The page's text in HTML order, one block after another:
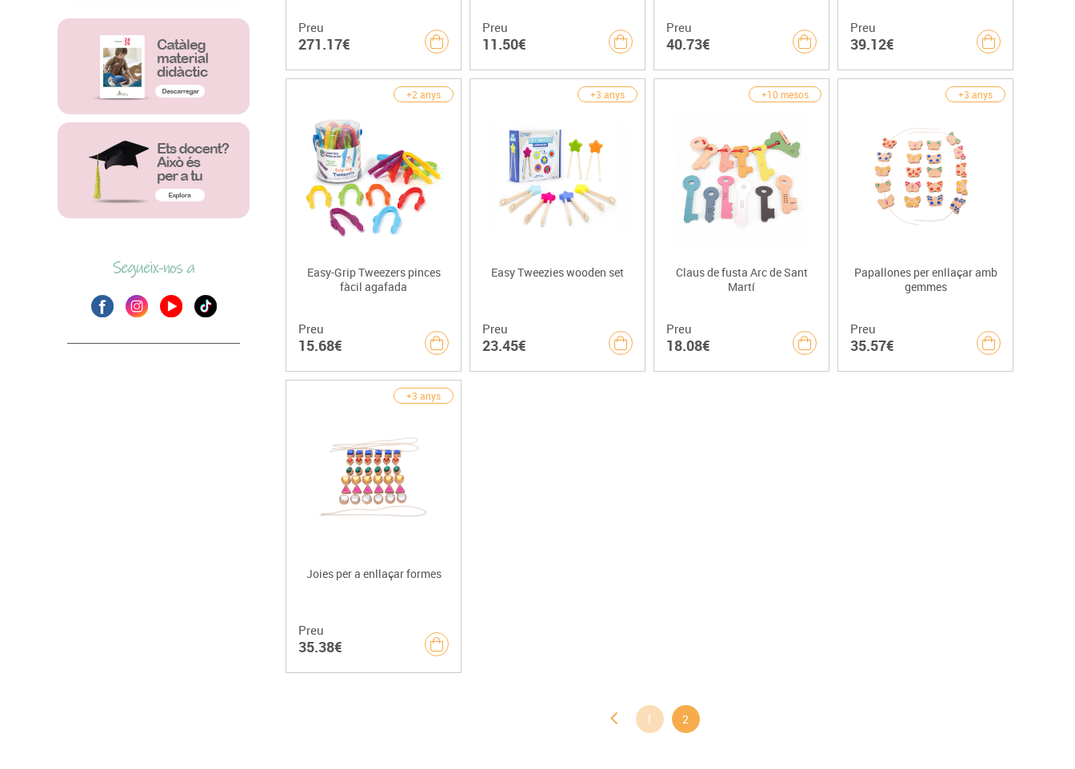
Preu
271.17€
Preu
11.50€
Preu
40.73€
Preu
39.12€
+2 anys
Easy-Grip Tweezers pinces
fàcil agafada
Preu
15.68€
+3 anys
Easy Tweezies wooden set
Preu
23.45€
+10 mesos
Claus de fusta Arc de Sant
Martí
Preu
18.08€
+3 anys
Papallones per enllaçar amb
gemmes
Preu
35.57€
+3 anys
Joies per a enllaçar formes
Preu
35.38€
1 2